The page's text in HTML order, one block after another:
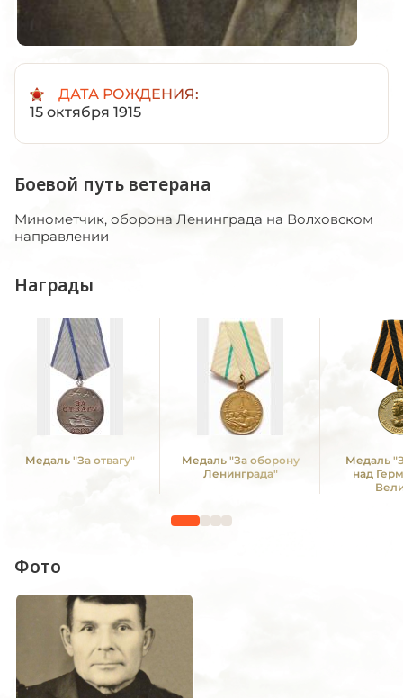
ДАТА РОЖДЕНИЯ:
15 октября 1915
Боевой путь ветерана
Минометчик, оборона Ленинграда на Волховском
направлении
Награды
Медаль "За отвагу"
Медаль "За оборону
Ленинграда"
Медаль
над
Фото